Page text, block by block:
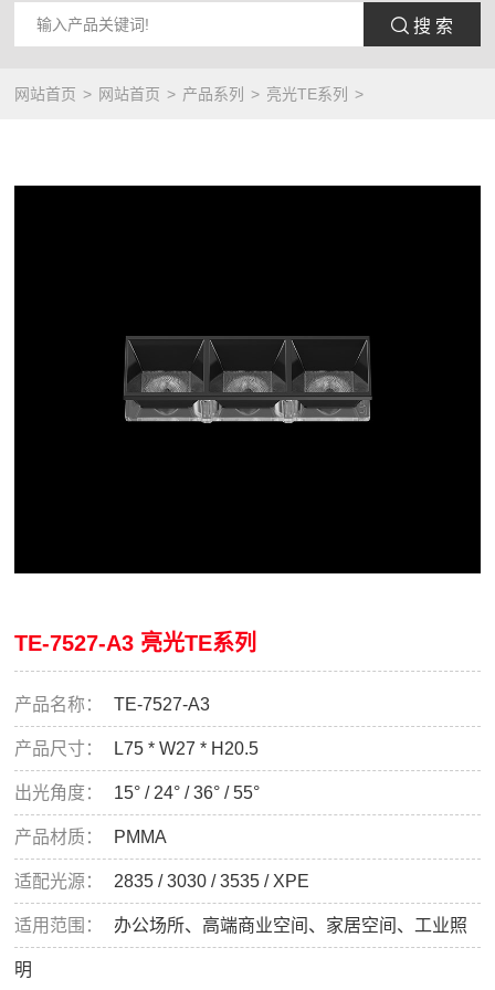
 搜 索
网站首页 网站首页 产品系列 亮光TE系列
TE-7527-A3 亮光TE系列
产品名称： TE-7527-A3
产品尺寸： L75 * W27 * H20.5
出光角度： 15° / 24° / 36° / 55°
产品材质： PMMA
适配光源： 2835 / 3030 / 3535 / XPE
适用范围： 办公场所、高端商业空间、家居空间、工业照
明